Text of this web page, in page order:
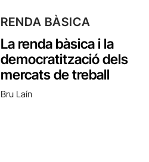
RENDA BÀSICA
La renda bàsica i la
democratització dels
mercats de treball
Bru Laín